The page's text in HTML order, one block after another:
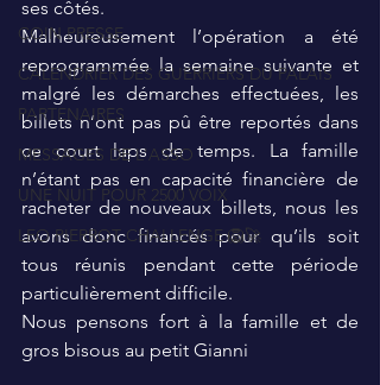
COIN PRESSE
CALENDRIER DES GUERRIERS DU PALAIS
PARTENAIRES
MESSAGES DE L'ASSO
UNE NUIT POUR 2500 VOIX
LEO PIERROT CHALLENGE 🦁🚀
ses côtés.
Malheureusement l’opération a été
reprogrammée la semaine suivante et
malgré les démarches effectuées, les
billets n’ont pas pû être reportés dans
ce court laps de temps. La famille
n’étant pas en capacité financière de
racheter de nouveaux billets, nous les
avons donc financés pour qu’ils soit
tous réunis pendant cette période
particulièrement difficile.
Nous pensons fort à la famille et de
gros bisous au petit Gianni